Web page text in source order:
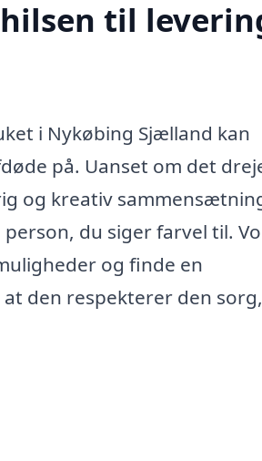
til
i Nykøbing Sjælland kan
på. Uanset om det
og kreativ
du siger farvel til.
og finde en
den respekterer den